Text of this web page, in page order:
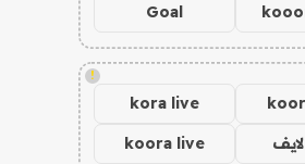
Goal
!
kora live
koora live